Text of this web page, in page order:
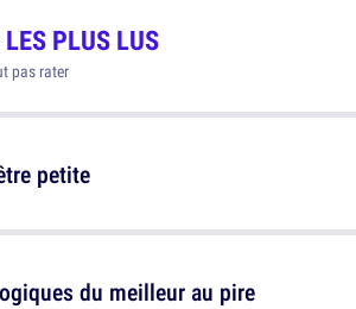
LES PLUS LUS
pas rater
petite
du meilleur au pire